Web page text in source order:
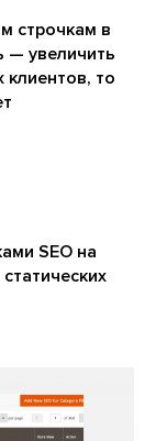
строчкам в
— увеличить
то
SEO на